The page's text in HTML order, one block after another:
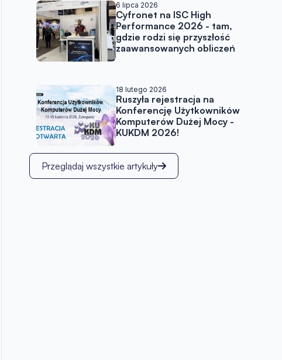
6 lipca 2026
Cyfronet na ISC High
Performance 2026 - tam,
gdzie rodzi się przyszłość
zaawansowanych obliczeń
18 lutego 2026
Ruszyła rejestracja na
Konferencję Użytkowników
Komputerów Dużej Mocy -
KUKDM 2026!
Przeglądaj wszystkie artykuły